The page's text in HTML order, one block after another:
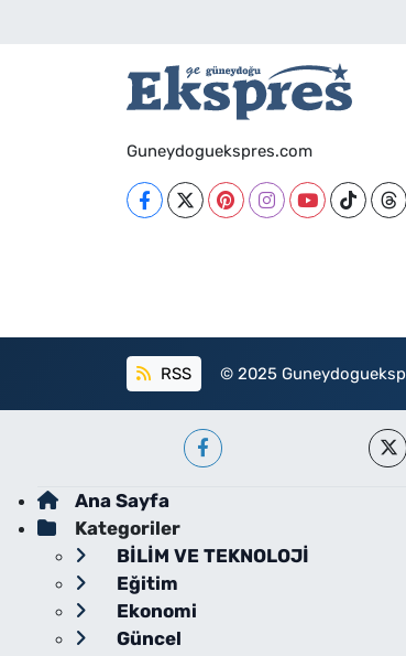
Guneydoguekspres.com
RSS © 2025
Ana Sayfa
Kategoriler
BİLİM VE TEKNOLOJİ
Eğitim
Ekonomi
Güncel